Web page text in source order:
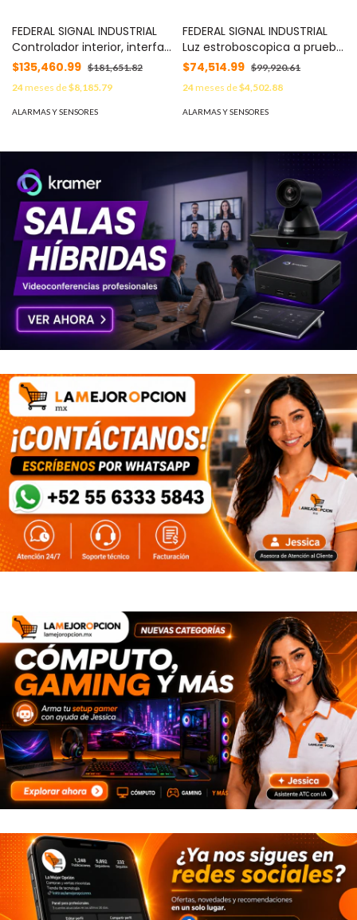
FEDERAL SIGNAL INDUSTRIAL
Controlador interior, interfaz
remota, amplificador de 100
Watt MOD: UVRIB100
$135,460.99 $181,651.82
24meses de$8,185.79
ALARMAS Y SENSORES
FEDERAL SIGNAL INDUSTRIAL
Luz estroboscopica a prueba
de explosiones, 24Vcd,
ambar, montaje no incluido
MOD: 27XST024A
$74,514.99 $99,920.61
24meses de$4,502.88
ALARMAS Y SENSORES